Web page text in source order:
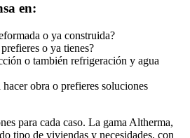
en:
o ya construida?
o ya tienes?
o también refrigeración y agua
hacer obra o prefieres soluciones
para cada caso. La gama Altherma,
tipo de viviendas y necesidades, con